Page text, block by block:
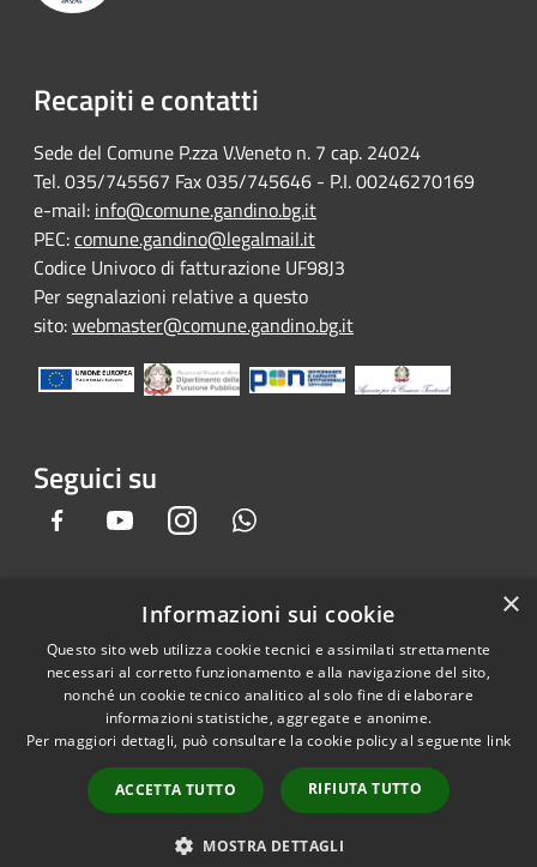
Recapiti e contatti
Sede del Comune P.zza V.Veneto n. 7 cap. 24024
Tel. 035/745567 Fax 035/745646 - P.I. 00246270169
e-mail: info@comune.gandino.bg.it
PEC:comune.gandino@legalmail.it
Codice Univoco di fatturazione UF98J3
Per segnalazioni relative a questo
sito:webmaster@comune.gandino.bg.it
Seguici su
Facebook YoutubeInstagram
Accessibilità
Privacy
Mappa del sito
Dichiarazione e Feedback
accessibilità sito e app
Gandino • Powered by
Municipium•Accesso
redazione
×
Informazioni sui cookie
Questo sito web utilizza cookie tecnici e assimilati strettamente
necessari al corretto funzionamento e alla navigazione del sito,
nonché un cookie tecnico analitico al solo fine di elaborare
informazioni statistiche, aggregate e anonime.
Per maggiori dettagli, può consultare la cookie policy al seguente link
ACCETTA TUTTO RIFIUTA TUTTO
MOSTRA DETTAGLI